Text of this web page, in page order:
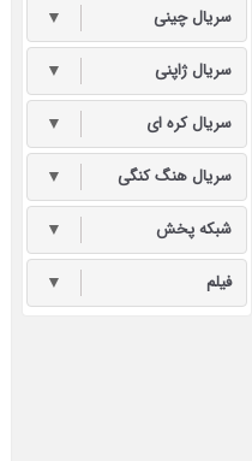
سریال چینی ▼
سریال ژاپنی ▼
سریال کره ای ▼
سریال هنگ کنگی ▼
شبکه پخش ▼
فیلم ▼